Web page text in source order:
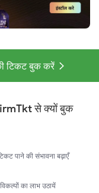
टिकट बुक करें
से क्यों बुक
पाने की संभावना बढ़ाएँ
का लाभ उठायें